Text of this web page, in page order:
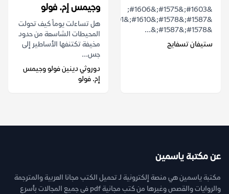
&#1603;&#1575;&#1606;
&#1578;&#1587;&...
ستيفان تسفايج
وجيمس إم. فولو
هل تساءلت يوماً كيف تحولت
المحيطات الشاسعة من حدود
مخيفة تكتنفها الأساطير إلى
جس...
دوروثي دينين فولو وجيمس
إم. فولو
عن مكتبة ياسمين
مكتبة ياسمين هي منصة إلكترونية لـ تحميل الكتب مجانا العربية والمترجمة
والروايات والقصص وغيرها من كتب مجانية pdf فى جميع المجالات بأسرع